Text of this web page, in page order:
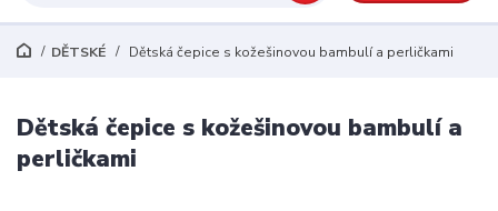
DĚTSKÉ Dětská čepice s kožešinovou bambulí a perličkami
Dětská čepice s kožešinovou bambulí a
perličkami